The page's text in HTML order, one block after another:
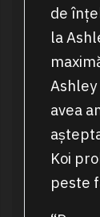
de
la
Ashley
avea
Koi
peste